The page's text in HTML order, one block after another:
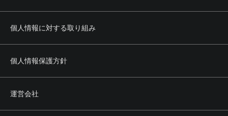
個人情報に対する取り組み
個人情報保護方針
運営会社